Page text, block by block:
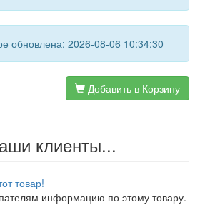
обновлена: 2026-08-06 10:34:30
Добавить в Корзину
клиенты...
товар!
информацию по этому товару.